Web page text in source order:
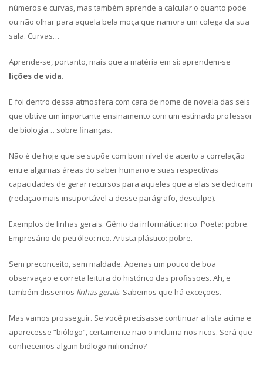
números e curvas, mas também aprende a calcular o quanto pode
ou não olhar para aquela bela moça que namora um colega da sua
sala. Curvas…
Aprende-se, portanto, mais que a matéria em si: aprendem-se
lições de vida.
E foi dentro dessa atmosfera com cara de nome de novela das seis
que obtive um importante ensinamento com um estimado professor
de biologia… sobre finanças.
Não é de hoje que se supõe com bom nível de acerto a correlação
entre algumas áreas do saber humano e suas respectivas
capacidades de gerar recursos para aqueles que a elas se dedicam
(redação mais insuportável a desse parágrafo, desculpe).
Exemplos de linhas gerais. Gênio da informática: rico. Poeta: pobre.
Empresário do petróleo: rico. Artista plástico: pobre.
Sem preconceito, sem maldade. Apenas um pouco de boa
observação e correta leitura do histórico das profissões. Ah, e
também dissemos linhas gerais. Sabemos que há exceções.
Mas vamos prosseguir. Se você precisasse continuar a lista acima e
aparecesse “biólogo”, certamente não o incluiria nos ricos. Será que
conhecemos algum biólogo milionário?